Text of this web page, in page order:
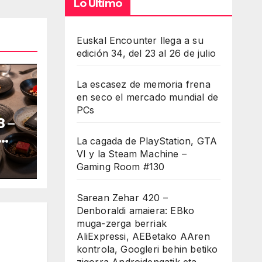
–
Lo Último
Euskal Encounter llega a su
edición 34, del 23 al 26 de julio
La escasez de memoria frena
en seco el mercado mundial de
PCs
La cagada de PlayStation, GTA
VI y la Steam Machine –
Gaming Room #130
Sarean Zehar 420 –
Denboraldi amaiera: EBko
muga-zerga berriak
AliExpressi, AEBetako AAren
kontrola, Googleri behin betiko